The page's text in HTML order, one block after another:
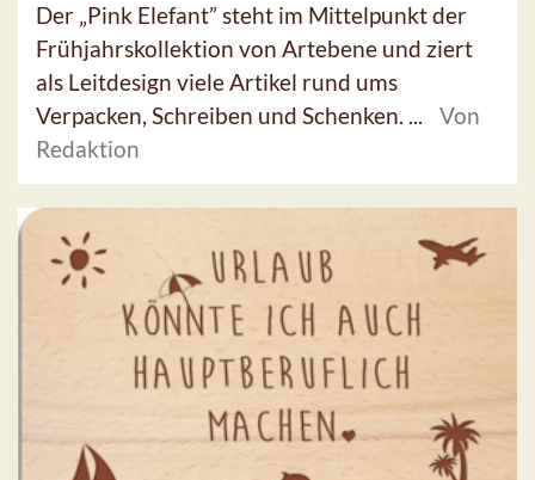
Der „Pink Elefant” steht im Mittelpunkt der
Frühjahrskollektion von Artebene und ziert
als Leitdesign viele Artikel rund ums
Verpacken, Schreiben und Schenken. ...
Von
Redaktion